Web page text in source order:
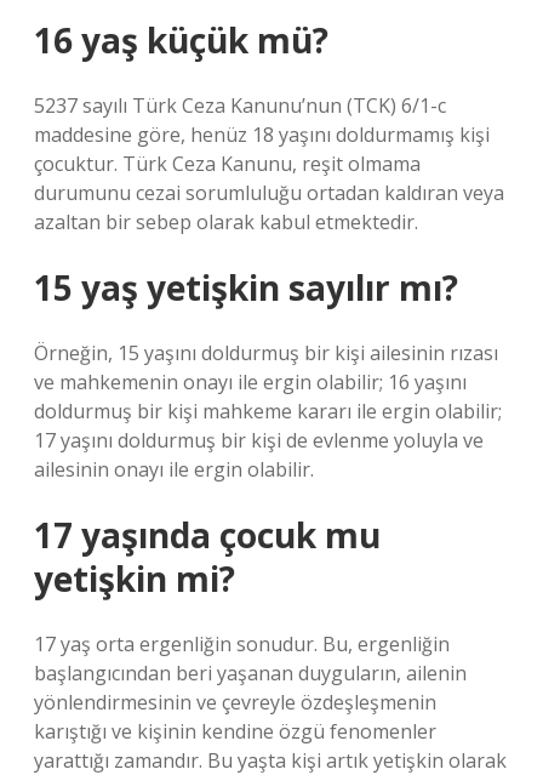
16 yaş küçük mü?
5237 sayılı Türk Ceza Kanunu’nun (TCK) 6/1-c
maddesine göre, henüz 18 yaşını doldurmamış kişi
çocuktur. Türk Ceza Kanunu, reşit olmama
durumunu cezai sorumluluğu ortadan kaldıran veya
azaltan bir sebep olarak kabul etmektedir.
15 yaş yetişkin sayılır mı?
Örneğin, 15 yaşını doldurmuş bir kişi ailesinin rızası
ve mahkemenin onayı ile ergin olabilir; 16 yaşını
doldurmuş bir kişi mahkeme kararı ile ergin olabilir;
17 yaşını doldurmuş bir kişi de evlenme yoluyla ve
ailesinin onayı ile ergin olabilir.
17 yaşında çocuk mu
yetişkin mi?
17 yaş orta ergenliğin sonudur. Bu, ergenliğin
başlangıcından beri yaşanan duyguların, ailenin
yönlendirmesinin ve çevreyle özdeşleşmenin
karıştığı ve kişinin kendine özgü fenomenler
yarattığı zamandır. Bu yaşta kişi artık yetişkin olarak